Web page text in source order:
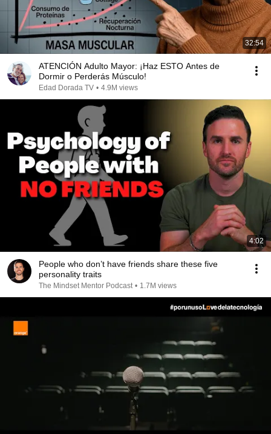
32:54
ATENCIÓN Adulto Mayor: ¡Haz ESTO Antes de
Dormir o Perderás Músculo!
Edad Dorada TV • 4.9M views
4:02
People who don’t have friends share these five
personality traits
The Mindset Mentor Podcast • 1.7M views